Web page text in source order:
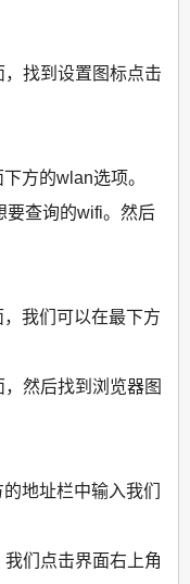
找到设置图标点击
方的wlan选项。
要查询的wifi。然后
我们可以在最下方
然后找到浏览器图
地址栏中输入我们
们点击界面右上角